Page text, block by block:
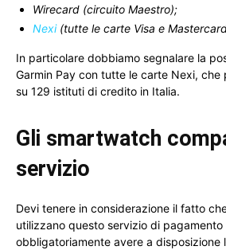
Wirecard (circuito Maestro);
Nexi(tutte le carte Visa e
In particolare dobbiamo segnalare la
Garmin Pay con tutte le carte Nexi,
su 129 istituti di credito in Italia.
Gli smartwatch
servizio
Devi tenere in considerazione il fatto
utilizzano questo servizio di
obbligatoriamente avere a disposizione